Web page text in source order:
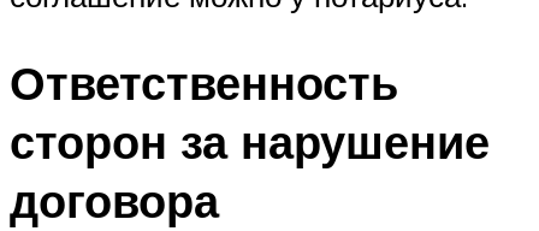
Ответственность
сторон за нарушение
договора